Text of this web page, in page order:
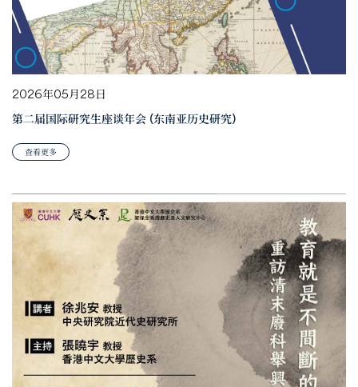
2026年05月28日
第二届国际研究生座谈年会 (东南亚历史研究)
查看更多